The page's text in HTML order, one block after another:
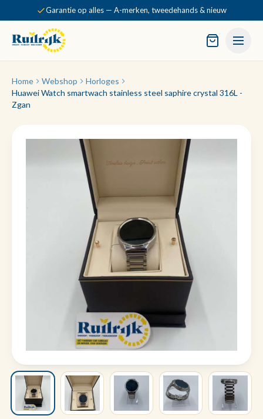
Garantie op alles — A-merken, tweedehands & nieuw
Home Webshop
Horloges
Huawei Watch smartwach stainless steel saphire crystal 316L -
Zgan